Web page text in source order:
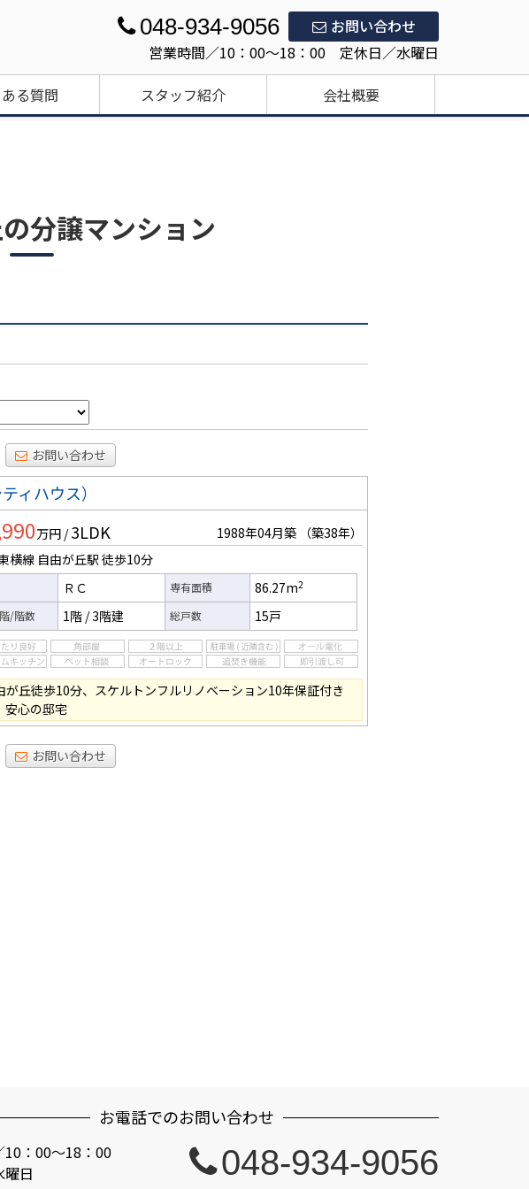
048-934-9056
お問い合わせ
営業時間／10：00～18：00 定休日／水曜日
る質問 スタッフ紹介 会社概要
分譲マンション
お問い合わせ
ィハウス）
万円 / 3LDK 1988年04月築
（築38年）
横線 自由が丘駅徒歩10分
ＲＣ 専有面積 86.27m2
/階数 1階 /3階建 総戸数 15戸
が丘徒歩10分、スケルトンフルリノベーション10年保証付き
安心の邸宅
お問い合わせ
お電話でのお問い合わせ
10：00～18：00
曜日
048-934-9056